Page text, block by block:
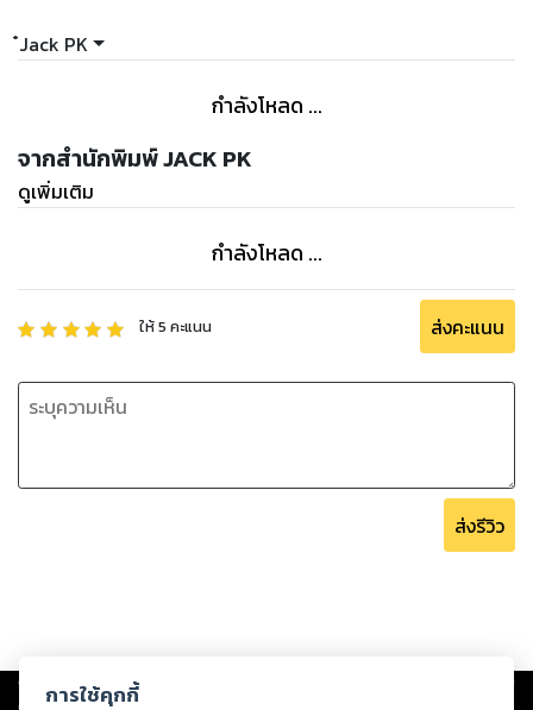
๋Jack PK
กำลังโหลด ...
จากสำนักพิมพ์ JACK PK
ดูเพิ่มเติม
กำลังโหลด ...
ให้5 คะแนน ส่งคะแนน
ส่งรีวิว
Copyright © 2026
การใช้คุกกี้